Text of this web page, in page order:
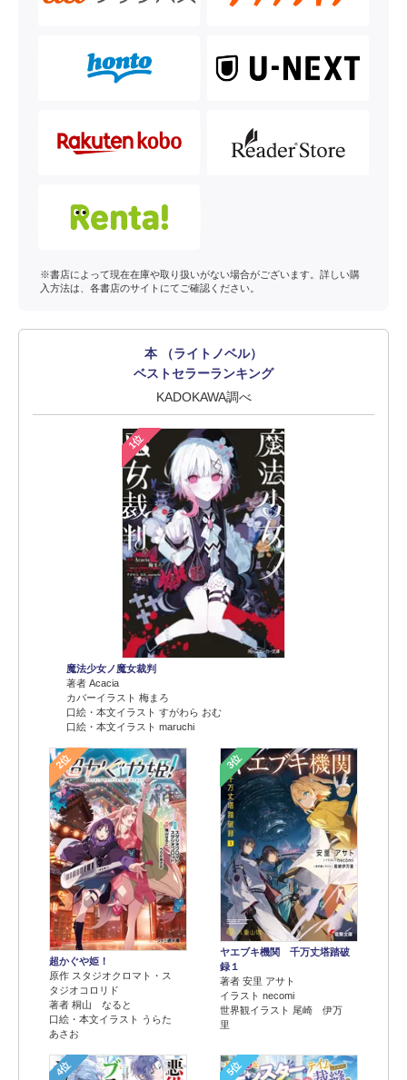
※書店によって現在在庫や取り扱いがない場合がございます。詳しい購
入方法は、各書店のサイトにてご確認ください。
本 （ライトノベル）
ベストセラーランキング
KADOKAWA調べ
1位
魔法少女ノ魔女裁判
著者 Acacia
カバーイラスト 梅まろ
口絵・本文イラスト すがわら おむ
口絵・本文イラスト maruchi
2位
超かぐや姫！
原作 スタジオクロマト・ス
タジオコロリド
著者 桐山 なると
口絵・本文イラスト うらた
あさお
3位
ヤエブキ機関 千万丈塔踏破
録１
著者 安里 アサト
イラスト necomi
世界観イラスト 尾崎 伊万
里
4位 5位